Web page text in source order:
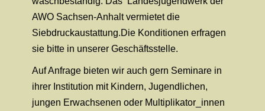
AWO Sachsen-Anhaltvermietet die
Siebdruckaustattung.Die Konditionen erfragen
sie bitte in unserer Geschäftsstelle.
Auf Anfrage bieten wir auch gern Seminare in
ihrer Institution mit Kindern, Jugendlichen,
jungen Erwachsenen oder Multiplikator_innen